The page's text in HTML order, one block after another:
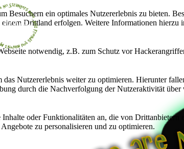
Besuchern ein optimales Nutzererlebnis zu bieten.
Drittland erfolgen. Weitere Informationen hierzu
notwendig, z.B. zum Schutz vor
Nutzererlebnis weiter zu optimieren. Hierunter
durch die Nachverfolgung der Nutzeraktivität über
oder Funktionalitäten an, die von
zu personalisieren und zu optimieren.